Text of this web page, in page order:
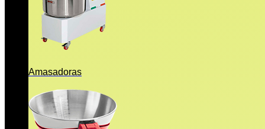
Amasadoras